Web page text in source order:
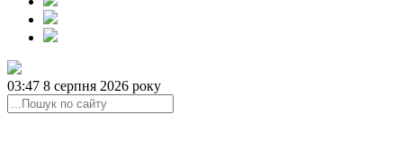
03:47 8 серпня 2026 року